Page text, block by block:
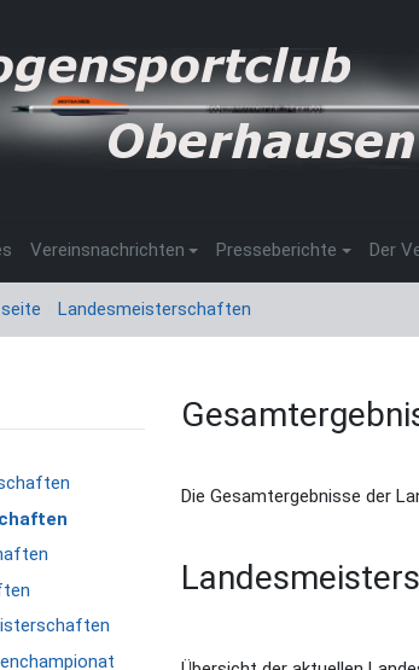
Vereinsnachrichten Presseberichte Der
Landesmeisterschaften
Die Gesamtergebnisse der